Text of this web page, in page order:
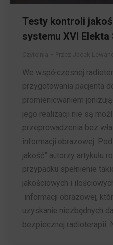
Testy kontroli
systemu XVI
We współczesnej
przygotowania pacjenta
promieniowaniem
jego realizacji nie są
przeprowadzenia bez
informacji obrazowej. Pod
jakość” autorzy artykułu
przypadku spełnienie
jakościowych i
informacji obrazowej,
uzyskanie niezbędnych
bezpiecznej radioterapii.